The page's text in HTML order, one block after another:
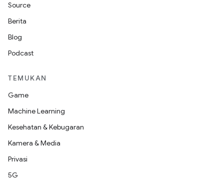
Source
Berita
Blog
Podcast
TEMUKAN
Game
Machine Learning
Kesehatan & Kebugaran
Kamera & Media
Privasi
5G